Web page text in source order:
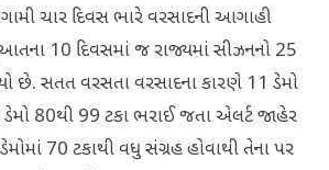
ચાર દિવસ ભારે વરસાદની આગાહી
10 દિવસમાં જ રાજ્યમાં સીઝનનો 25
છે. સતત વરસતા વરસાદના કારણે 11 ડેમો
80થી 99 ટકા ભરાઈ જતા એલર્ટ જાહેર
70 ટકાથી વધુ સંગ્રહ હોવાથી તેના પર